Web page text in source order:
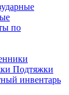
по
Подтяжки
инвентарь